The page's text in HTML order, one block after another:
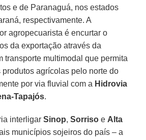
e de Paranaguá, nos estados
respectivamente. A
agropecuarista é encurtar o
da exportação através da
transporte multimodal que permita
produtos agrícolas pelo norte do
por via fluvial com a Hidrovia
Tapajós.
interligarSinop,Sorriso e Alta
municípios sojeiros do país – a